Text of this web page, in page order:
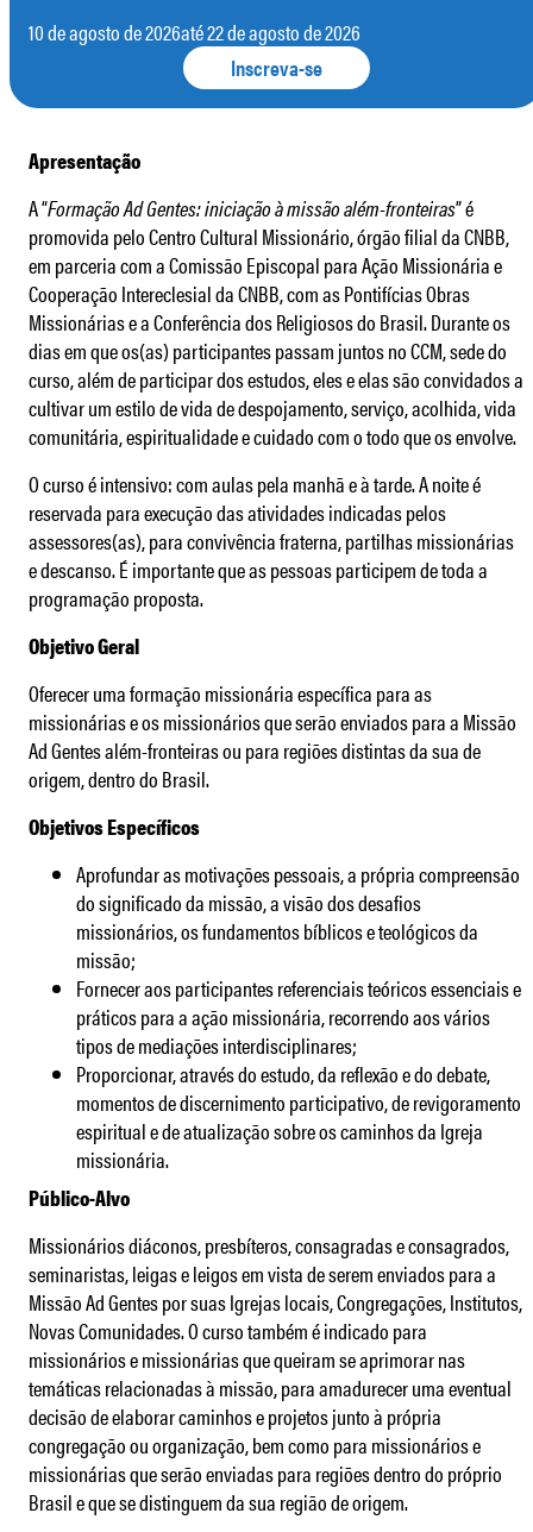
10 de agosto de 2026até 22 de agosto de 2026
Inscreva-se
Apresentação
A “Formação Ad Gentes: iniciação à missão além-fronteiras” é
promovida pelo Centro Cultural Missionário, órgão filial da CNBB,
em parceria com a Comissão Episcopal para Ação Missionária e
Cooperação Intereclesial da CNBB, com as Pontifícias Obras
Missionárias e a Conferência dos Religiosos do Brasil. Durante os
dias em que os(as) participantes passam juntos no CCM, sede do
curso, além de participar dos estudos, eles e elas são convidados a
cultivar um estilo de vida de despojamento, serviço, acolhida, vida
comunitária, espiritualidade e cuidado com o todo que os envolve.
O curso é intensivo: com aulas pela manhã e à tarde. A noite é
reservada para execução das atividades indicadas pelos
assessores(as), para convivência fraterna, partilhas missionárias
e descanso. É importante que as pessoas participem de toda a
programação proposta.
Objetivo Geral
Oferecer uma formação missionária específica para as
missionárias e os missionários que serão enviados para a Missão
Ad Gentes além-fronteiras ou para regiões distintas da sua de
origem, dentro do Brasil.
Objetivos Específicos
Aprofundar as motivações pessoais, a própria compreensão
do significado da missão, a visão dos desafios
missionários, os fundamentos bíblicos e teológicos da
missão;
Fornecer aos participantes referenciais teóricos essenciais e
práticos para a ação missionária, recorrendo aos vários
tipos de mediações interdisciplinares;
Proporcionar, através do estudo, da reflexão e do debate,
momentos de discernimento participativo, de revigoramento
espiritual e de atualização sobre os caminhos da Igreja
missionária.
Público-Alvo
Missionários diáconos, presbíteros, consagradas e consagrados,
seminaristas, leigas e leigos em vista de serem enviados para a
Missão Ad Gentes por suas Igrejas locais, Congregações, Institutos,
Novas Comunidades. O curso também é indicado para
missionários e missionárias que queiram se aprimorar nas
temáticas relacionadas à missão, para amadurecer uma eventual
decisão de elaborar caminhos e projetos junto à própria
congregação ou organização, bem como para missionários e
missionárias que serão enviadas para regiões dentro do próprio
Brasil e que se distinguem da sua região de origem.